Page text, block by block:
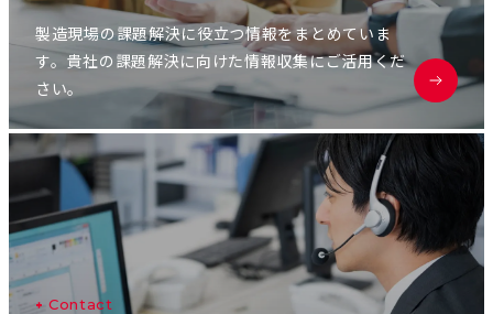
製造現場の課題解決に役立つ情報をまとめていま
す。貴社の課題解決に向けた情報収集にご活用くだ
さい。
Contact